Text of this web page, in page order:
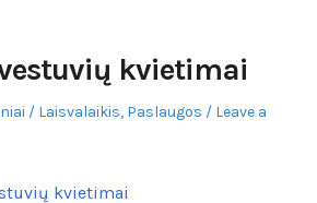
kvietimai
Posted
Laisvalaikis, Paslaugos
Leave a